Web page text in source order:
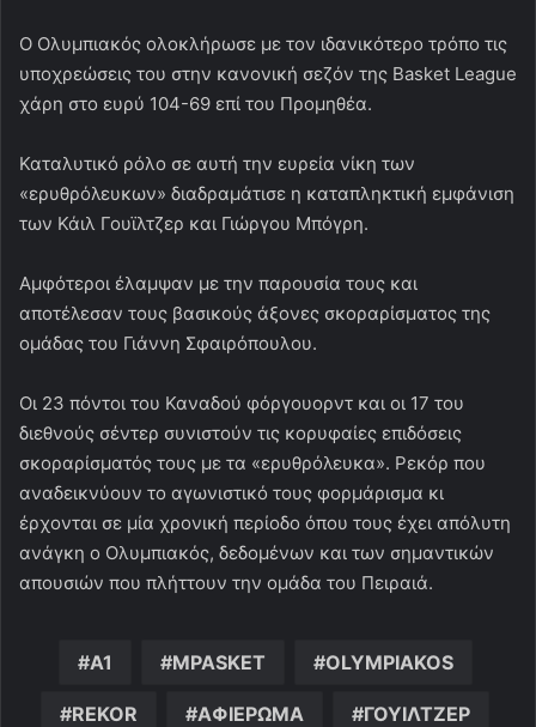
Ο Ολυμπιακός ολοκλήρωσε με τον ιδανικότερο τρόπο τις
υποχρεώσεις του στην κανονική σεζόν της Basket League
χάρη στο ευρύ 104-69 επί του Προμηθέα.
Καταλυτικό ρόλο σε αυτή την ευρεία νίκη των
«ερυθρόλευκων» διαδραμάτισε η καταπληκτική εμφάνιση
των Κάιλ Γουϊλτζερ και Γιώργου Μπόγρη.
Αμφότεροι έλαμψαν με την παρουσία τους και
αποτέλεσαν τους βασικούς άξονες σκοραρίσματος της
ομάδας του Γιάννη Σφαιρόπουλου.
Οι 23 πόντοι του Καναδού φόργουορντ και οι 17 του
διεθνούς σέντερ συνιστούν τις κορυφαίες επιδόσεις
σκοραρίσματός τους με τα «ερυθρόλευκα». Ρεκόρ που
αναδεικνύουν το αγωνιστικό τους φορμάρισμα κι
έρχονται σε μία χρονική περίοδο όπου τους έχει απόλυτη
ανάγκη ο Ολυμπιακός, δεδομένων και των σημαντικών
απουσιών που πλήττουν την ομάδα του Πειραιά.
A1 MPASKET OLYMPIAKOS
REKOR ΑΦΙΕΡΩΜΑ ΓΟΥΙΛΤΖΕΡ